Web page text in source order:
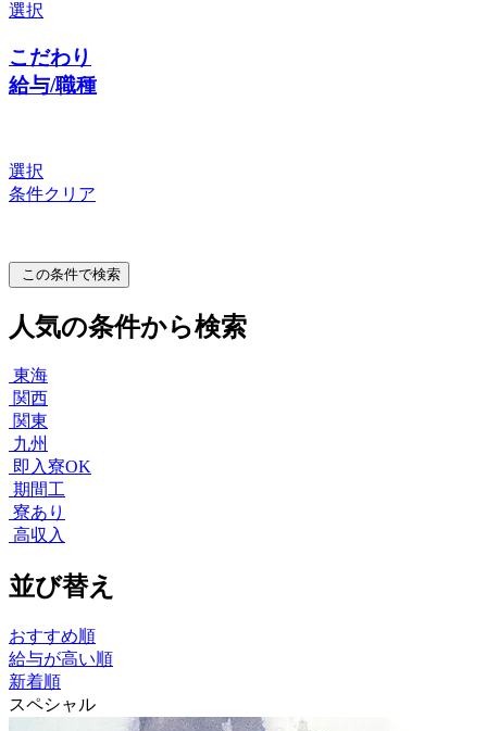
選択
こだわり
給与/職種
選択
条件クリア
この条件で検索
人気の条件から検索
東海
関西
関東
九州
即入寮OK
期間工
寮あり
高収入
並び替え
おすすめ順
給与が高い順
新着順
スペシャル